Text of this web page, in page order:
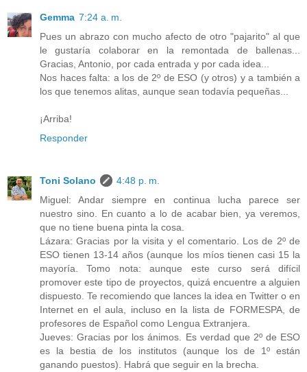
Gemma 7:24 a. m.
Pues un abrazo con mucho afecto de otro "pajarito" al que
le gustaría colaborar en la remontada de ballenas...
Gracias, Antonio, por cada entrada y por cada idea...
Nos haces falta: a los de 2º de ESO (y otros) y a también a
los que tenemos alitas, aunque sean todavía pequeñas...
¡Arriba!
Responder
Toni Solano
4:48 p. m.
Miguel: Andar siempre en continua lucha parece ser
nuestro sino. En cuanto a lo de acabar bien, ya veremos,
que no tiene buena pinta la cosa.
Lázara: Gracias por la visita y el comentario. Los de 2º de
ESO tienen 13-14 años (aunque los míos tienen casi 15 la
mayoría. Tomo nota: aunque este curso será difícil
promover este tipo de proyectos, quizá encuentre a alguien
dispuesto. Te recomiendo que lances la idea en Twitter o en
Internet en el aula, incluso en la lista de FORMESPA, de
profesores de Español como Lengua Extranjera.
Jueves: Gracias por los ánimos. Es verdad que 2º de ESO
es la bestia de los institutos (aunque los de 1º están
ganando puestos). Habrá que seguir en la brecha.